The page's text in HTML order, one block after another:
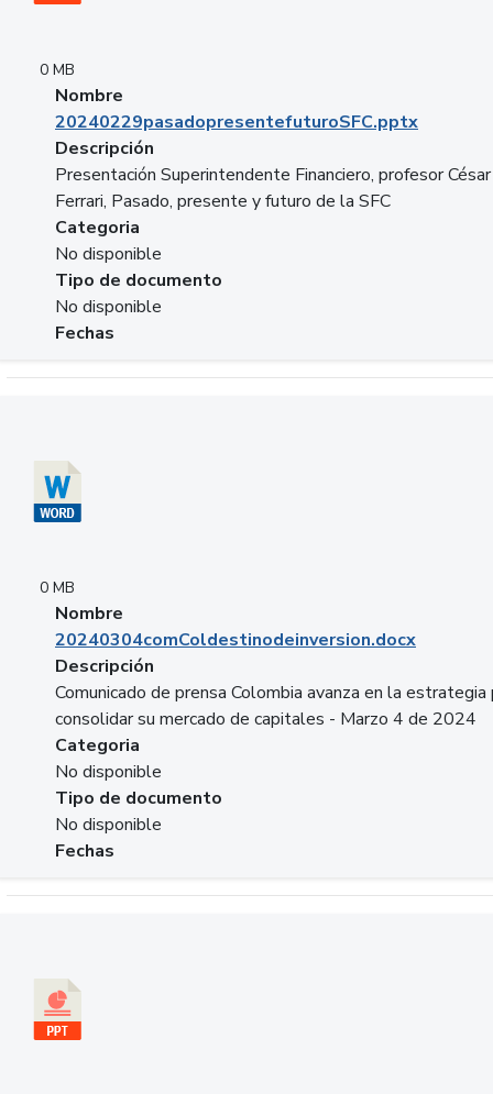
0 MB
Nombre
20240229pasadopresentefuturoSFC.pptx
Descripción
Presentación Superintendente Financiero, profesor César
Ferrari, Pasado, presente y futuro de la SFC
Categoria
No disponible
Tipo de documento
No disponible
Fechas
0 MB
Nombre
20240304comColdestinodeinversion.docx
Descripción
Comunicado de prensa Colombia avanza en la estrategia
consolidar su mercado de capitales - Marzo 4 de 2024
Categoria
No disponible
Tipo de documento
No disponible
Fechas